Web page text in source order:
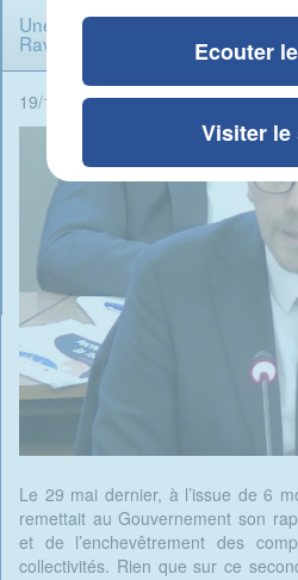
Ecouter
Visiter le
Une nouvelle mission
Ravignon
19/10/2024 - 11:00 -Rédigé par
Le 29 mai dernier, à l’issue de 6
remettait au Gouvernement son
et de l’enchevêtrement des
collectivités. Rien que sur ce